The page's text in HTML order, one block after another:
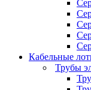
Кабельные
Трубы